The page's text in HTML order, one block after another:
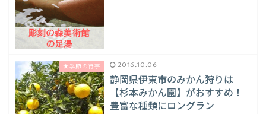
★季節の行事 2016.10.06
静岡県伊東市のみかん狩りは
【杉本みかん園】がおすすめ！
豊富な種類にロングラン